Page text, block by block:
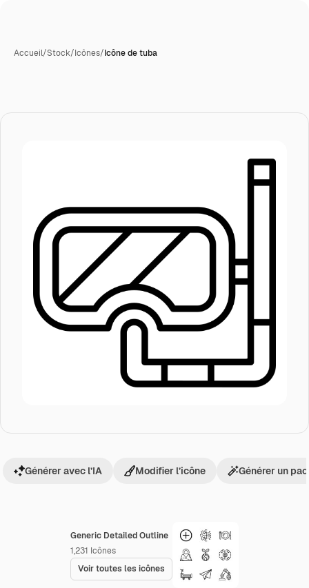
Accueil/Stock/Icônes/Icône de tuba
Generic Detailed Outline
1,231 Icônes
Voir toutes les icônes
Générer avec l’IA Modifier l’icône Générer un